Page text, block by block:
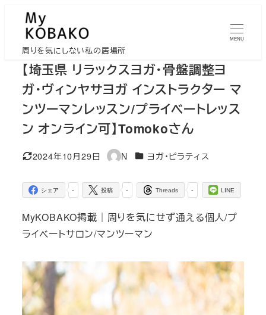
周りを気にしない私の居場所
MENU
【︎埼玉県 リラックスヨガ・骨盤調整ヨ
ガ・ヴィンヤサヨガ インストラクター マ
ンツーマンレッスン/プライベートレッス
ン オンライン可】Tomokoさん
更新日
2024年10月29日
著
N カテゴリー
ヨガ・ピラティス
-
シェア -
投稿 -
Threads LINE
MyKOBAKO掲載｜周りを気にせず通える個人/プ
ライベートサロン/マンツーマン